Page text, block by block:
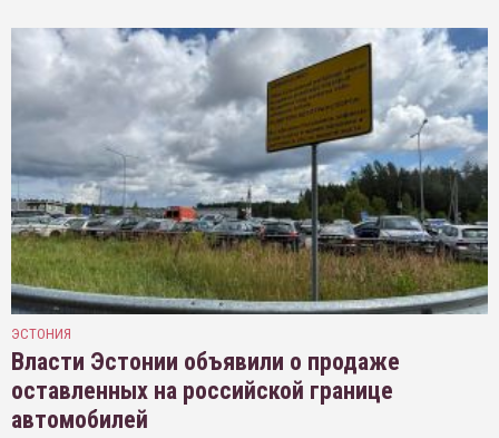
ЭСТОНИЯ
Власти Эстонии объявили о продаже
оставленных на российской границе
автомобилей